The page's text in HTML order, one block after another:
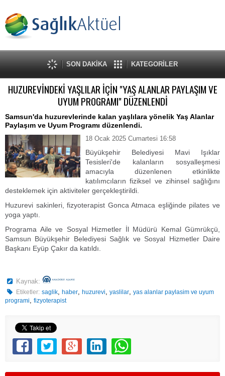
SON DAKİKA KATEGORİLER
HUZUREVİNDEKİ YAŞLILAR İÇİN "YAŞ ALANLAR PAYLAŞIM VE
UYUM PROGRAMI" DÜZENLENDİ
Samsun'da huzurevlerinde kalan yaşlılara yönelik Yaş Alanlar
Paylaşım ve Uyum Programı düzenlendi.
18 Ocak 2025 Cumartesi 16:58
Büyükşehir Belediyesi Mavi Işıklar
Tesisleri'de kalanların sosyalleşmesi
amacıyla düzenlenen etkinlikte
katılımcıların fiziksel ve zihinsel sağlığını
desteklemek için aktiviteler gerçekleştirildi.
Huzurevi sakinleri, fizyoterapist Gonca Atmaca eşliğinde pilates ve
yoga yaptı.
Programa Aile ve Sosyal Hizmetler İl Müdürü Kemal Gümrükçü,
Samsun Büyükşehir Belediyesi Sağlık ve Sosyal Hizmetler Daire
Başkanı Eyüp Çakır da katıldı.
Kaynak:
Etiketler: saglik,haber,huzurevi,yaslilar,yas alanlar paylasim ve uyum
programi, fizyoterapist